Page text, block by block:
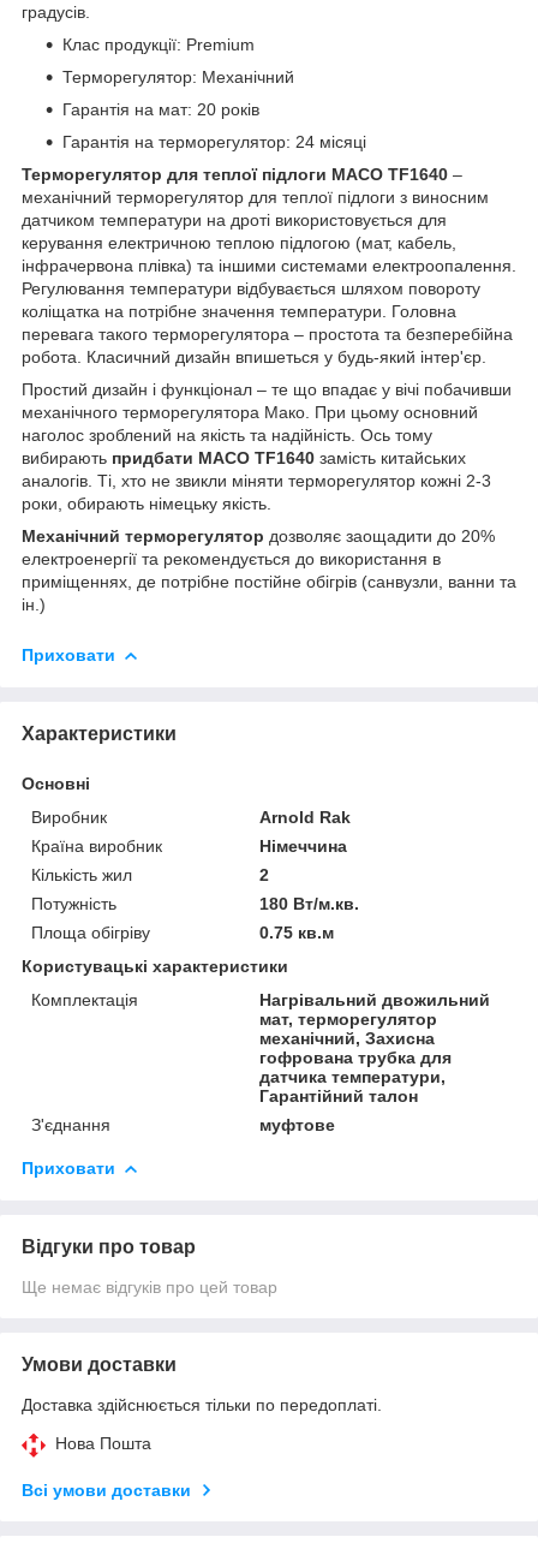
градусів.
Клас продукції: Premium
Терморегулятор: Механічний
Гарантія на мат: 20 років
Гарантія на терморегулятор: 24 місяці
Терморегулятор для теплої підлоги MACO TF1640 –
механічний терморегулятор для теплої підлоги з виносним
датчиком температури на дроті використовується для
керування електричною теплою підлогою (мат, кабель,
інфрачервона плівка) та іншими системами електроопалення.
Регулювання температури відбувається шляхом повороту
коліщатка на потрібне значення температури. Головна
перевага такого терморегулятора – простота та безперебійна
робота. Класичний дизайн впишеться у будь-який інтер'єр.
Простий дизайн і функціонал – те що впадає у вічі побачивши
механічного терморегулятора Мако. При цьому основний
наголос зроблений на якість та надійність. Ось тому
вибирають придбати MACO TF1640 замість китайських
аналогів. Ті, хто не звикли міняти терморегулятор кожні 2-3
роки, обирають німецьку якість.
Механічний терморегулятор дозволяє заощадити до 20%
електроенергії та рекомендується до використання в
приміщеннях, де потрібне постійне обігрів (санвузли, ванни та
ін.)
Приховати
Характеристики
Основні
Виробник
Arnold Rak
Країна виробник
Німеччина
Кількість жил
2
Потужність
180 Вт/м.кв.
Площа обігріву
0.75 кв.м
Користувацькі характеристики
Комплектація
Нагрівальний двожильний
мат, терморегулятор
механічний, Захисна
гофрована трубка для
датчика температури,
Гарантійний талон
З'єднання
муфтове
Приховати
Відгуки про товар
Ще немає відгуків про цей товар
Умови доставки
Доставка здійснюється тільки по передоплаті.
Нова Пошта
Всі умови доставки